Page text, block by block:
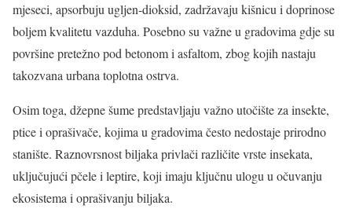
mjeseci, apsorbuju ugljen-dioksid, zadržavaju kišnicu i doprinose
boljem kvalitetu vazduha. Posebno su važne u gradovima gdje su
površine pretežno pod betonom i asfaltom, zbog kojih nastaju
takozvana urbana toplotna ostrva.
Osim toga, džepne šume predstavljaju važno utočište za insekte,
ptice i oprašivače, kojima u gradovima često nedostaje prirodno
stanište. Raznovrsnost biljaka privlači različite vrste insekata,
uključujući pčele i leptire, koji imaju ključnu ulogu u očuvanju
ekosistema i oprašivanju biljaka.